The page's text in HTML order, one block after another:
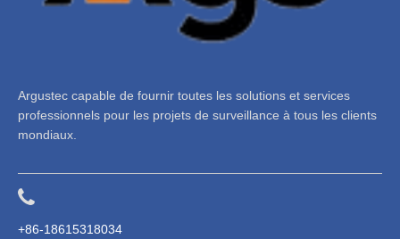
Argustec capable de fournir toutes les solutions et services
professionnels pour les projets de surveillance à tous les clients
mondiaux.
+86-18615318034